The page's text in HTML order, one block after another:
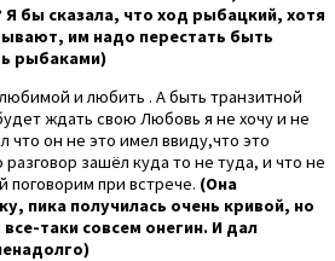
бы сказала, что ход рыбацкий, хотя
им надо перестать быть
рыбаками)
и любить . А быть транзитной
ждать свою Любовь я не хочу и не
что он не это имел ввиду,что это
зашёл куда то не туда, и что не
поговорим при встрече. (Она
пика получилась очень кривой, но
все-таки совсем онегин. И дал